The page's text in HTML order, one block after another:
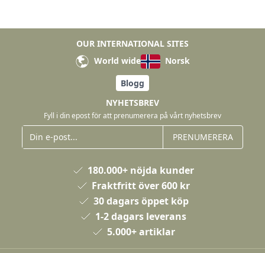
OUR INTERNATIONAL SITES
World wide
Norsk
Blogg
NYHETSBREV
Fyll i din epost för att prenumerera på vårt nyhetsbrev
PRENUMERERA
180.000+ nöjda kunder
Fraktfritt över 600 kr
30 dagars öppet köp
1-2 dagars leverans
5.000+ artiklar